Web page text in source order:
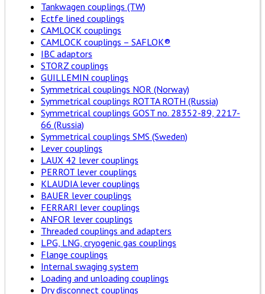
Tankwagen couplings (TW)
Ectfe lined couplings
CAMLOCK couplings
CAMLOCK couplings – SAFLOK®
IBC adaptors
STORZ couplings
GUILLEMIN couplings
Symmetrical couplings NOR (Norway)
Symmetrical couplings ROTTA ROTH (Russia)
Symmetrical couplings GOST no. 28352-89, 2217-
66 (Russia)
Symmetrical couplings SMS (Sweden)
Lever couplings
LAUX 42 lever couplings
PERROT lever couplings
KLAUDIA lever couplings
BAUER lever couplings
FERRARI lever couplings
ANFOR lever couplings
Threaded couplings and adapters
LPG, LNG, cryogenic gas couplings
Flange couplings
Internal swaging system
Loading and unloading couplings
Dry disconnect couplings